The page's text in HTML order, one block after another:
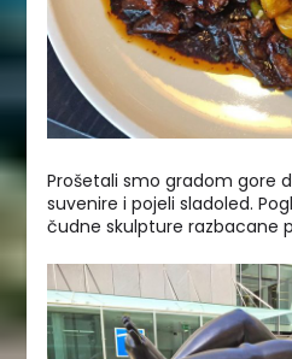
Prošetali smo gradom gore
suvenire i pojeli sladoled.
čudne skulpture razbacane